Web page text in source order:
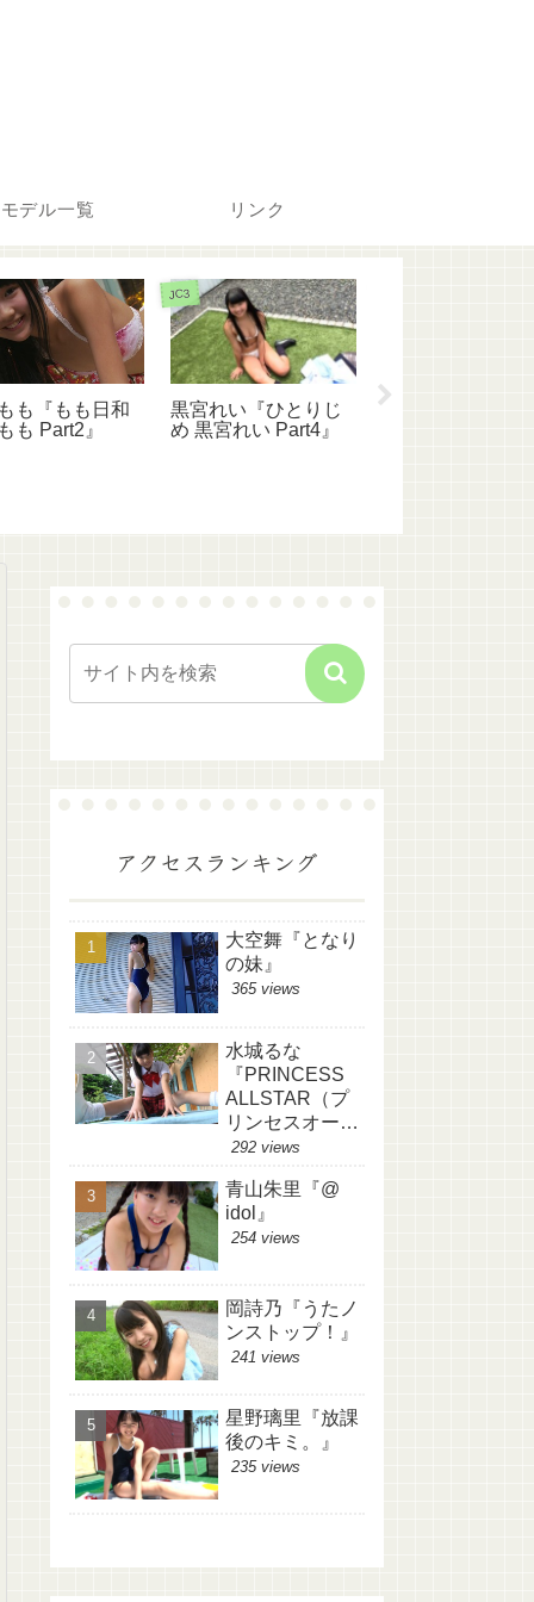
モデル一覧 リンク
も『もも日和
も Part2』
JC3
黒宮れい『ひとりじ
め 黒宮れい Part4』
神条れいか『れ
アクセスランキング
大空舞『となり
の妹』
365 views
水城るな
『PRINCESS
ALLSTAR（プ
リンセスオール
スター）』
292 views
青山朱里『@
idol』
254 views
岡詩乃『うたノ
ンストップ！』
241 views
星野璃里『放課
後のキミ。』
235 views